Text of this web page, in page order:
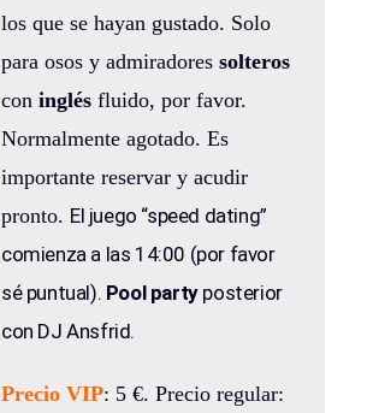
los que se hayan gustado. Solo
para osos y admiradores solteros
con inglés fluido, por favor.
Normalmente agotado. Es
importante reservar y acudir
pronto. El juego “speed dating”
comienza a las 14:00 (por favor
sé puntual). Pool partyposterior
con DJ Ansfrid.
Precio VIP: 5 €. Precio regular: